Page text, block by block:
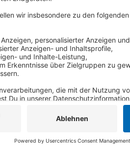
September getroffene gemeinsame
Spitzenverbänden zeige, dass das
werden würden, sagt die Grünen-
Insgesamt stellt das Land NRW über
Anzeige